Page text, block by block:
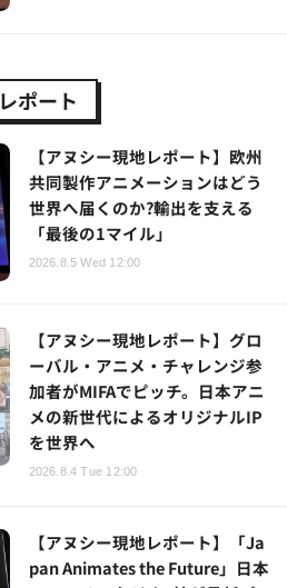
レポート
【アヌシー現地レポート】欧州
共同製作アニメーションはどう
世界へ届くのか?輸出を支える
「最後の1マイル」
2026.8.5 Wed 12:00
【アヌシー現地レポート】グロ
ーバル・アニメ・チャレンジ参
加者がMIFAでピッチ。日本アニ
メの新世代によるオリジナルIP
を世界へ
2026.8.4 Tue 12:00
【アヌシー現地レポート】「Ja
pan Animates the Future」日本